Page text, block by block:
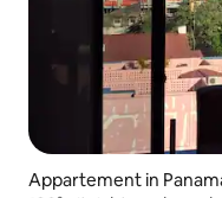
Appartement in